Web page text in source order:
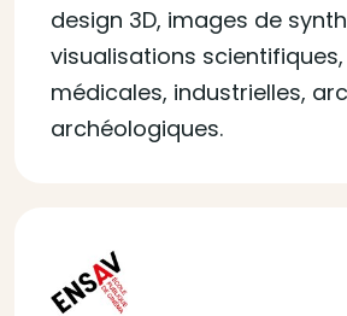
design 3D, images de
visualisations
médicales, industrielles,
archéologiques.